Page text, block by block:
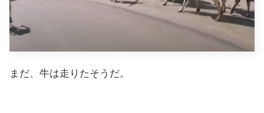
まだ、牛は走りたそうだ。